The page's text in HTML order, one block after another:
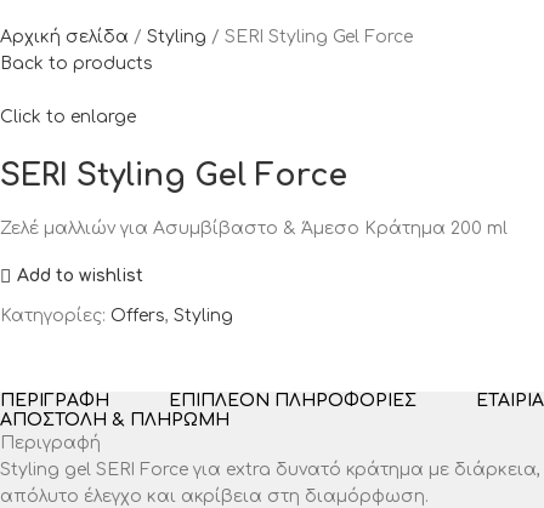
Αρχική σελίδα Styling
SERI Styling Gel Force
Back to products
Click to enlarge
SERI Styling Gel Force
Ζελέ μαλλιών για Ασυμβίβαστο & Άμεσο Κράτημα 200 ml
Add to wishlist
Κατηγορίες: Offers, Styling
ΠΕΡΙΓΡΑΦΉ ΕΠΙΠΛΈΟΝ ΠΛΗΡΟΦΟΡΊΕΣ
ΕΤΑΙΡΊΑ
ΑΠΟΣΤΟΛΉ & ΠΛΗΡΩΜΉ
Περιγραφή
Styling gel SERI Force για extra δυνατό κράτημα με διάρκεια,
απόλυτο έλεγχο και ακρίβεια στη διαμόρφωση.